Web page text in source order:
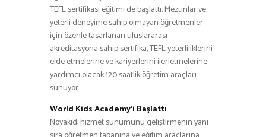
TEFL sertifikası eğitimi de başlattı. Mezunlar ve
yeterli deneyime sahip olmayan öğretmenler
için özenle tasarlanan uluslararası
akreditasyona sahip sertifika, TEFL yeterliliklerini
elde etmelerine ve kariyerlerini ilerletmelerine
yardımcı olacak 120 saatlik öğretim araçları
sunuyor.
World Kids Academy’i Başlattı
Novakid, hizmet sunumunu geliştirmenin yanı